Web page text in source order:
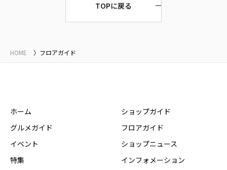
TOPに戻る
HOME フロアガイド
ホーム
グルメガイド
イベント
特集
ショップガイド
フロアガイド
ショップニュース
インフォメーション